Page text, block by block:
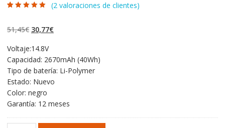
valoraciones de
(2valoraciones de clientes)
51,45€ El
original
era:
51,45€.
30,77€El
es:
30,77€.
Voltaje:14.8V
Capacidad: 2670mAh (40Wh)
Tipo de batería: Li-Polymer
Estado: Nuevo
Color: negro
Garantía: 12 meses